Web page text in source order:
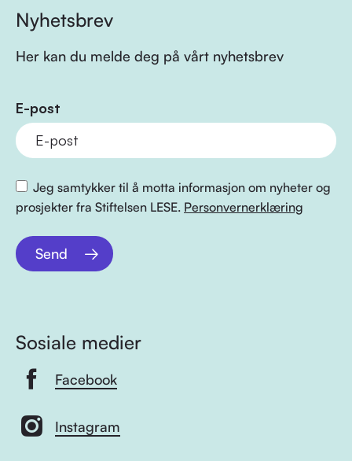
Nyhetsbrev
Her kan du melde deg på vårt nyhetsbrev
E-post
Jeg samtykker til å motta informasjon om nyheter og
prosjekter fra Stiftelsen LESE. Personvernerklæring
Send
Sosiale medier
Facebook
Instagram